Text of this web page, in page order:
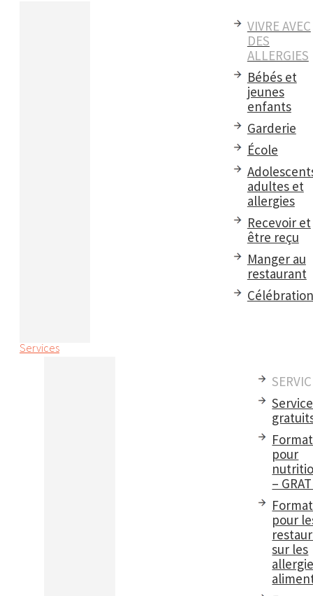
VIVRE AVEC
DES
ALLERGIES
Bébés et
jeunes
enfants
Garderie
École
adultes et
allergies
Recevoir et
être reçu
Manger au
restaurant
Services
pour
–
pour
sur les